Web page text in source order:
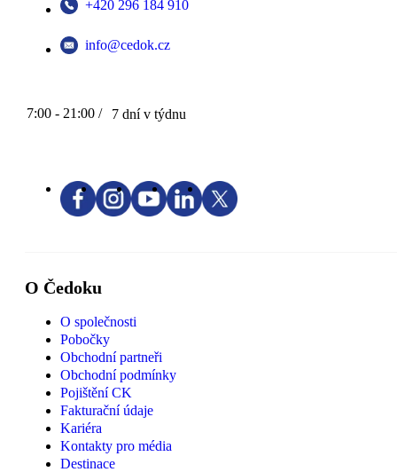
+420 296 184 910
info@cedok.cz
7:00 - 21:00 / 7 dní v týdnu
O Čedoku
O společnosti
Pobočky
Obchodní partneři
Obchodní podmínky
Pojištění CK
Fakturační údaje
Kariéra
Kontakty pro média
Destinace